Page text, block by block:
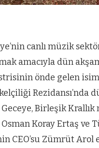
canlı müzik
amacıyla dün
önde gelen
Rezidansı’nda
Geceye, Birleşik
Osman Koray Ertaş ve
CEO’su Zümrüt